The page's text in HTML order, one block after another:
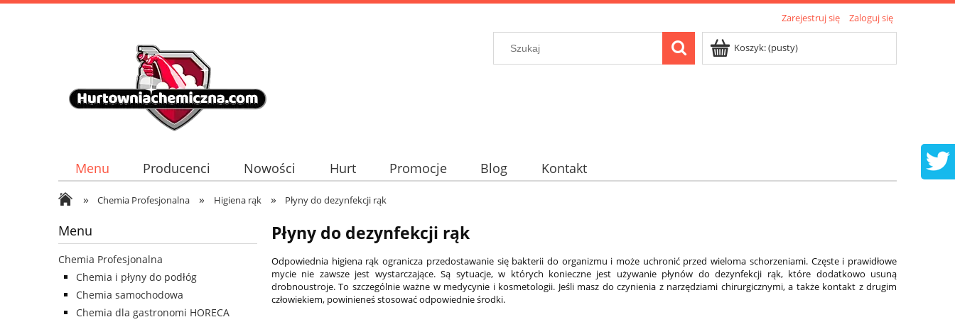
Zarejestruj się Zaloguj się
Koszyk:(pusty)
Menu Producenci Nowości Hurt Promocje Blog Kontakt
» Chemia Profesjonalna » Higiena rąk » Płyny do dezynfekcji rąk
Menu
Chemia Profesjonalna
Chemia i płyny do podłóg
Chemia samochodowa
Chemia dla gastronomi HORECA
Płyny do dezynfekcji rąk
Odpowiednia higiena rąk ogranicza przedostawanie się bakterii do organizmu i może uchronić przed wieloma schorzeniami. Częste i prawidłowe
mycie nie zawsze jest wystarczające. Są sytuacje, w których konieczne jest używanie płynów do dezynfekcji rąk, które dodatkowo usuną
drobnoustroje. To szczególnie ważne w medycynie i kosmetologii. Jeśli masz do czynienia z narzędziami chirurgicznymi, a także kontakt z drugim
człowiekiem, powinieneś stosować odpowiednie środki.